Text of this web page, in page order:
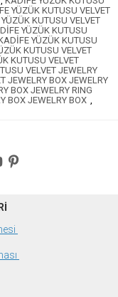
YÜZÜK KUTUSU VELVET
KUTUSU VELVET
YÜZÜK KUTUSU
YÜZÜK KUTUSU
KUTUSU VELVET
KUTUSU VELVET
VELVET JEWELRY
JEWELRY BOX JEWELRY
BOX JEWELRY RING
BOX JEWELRY BOX ,